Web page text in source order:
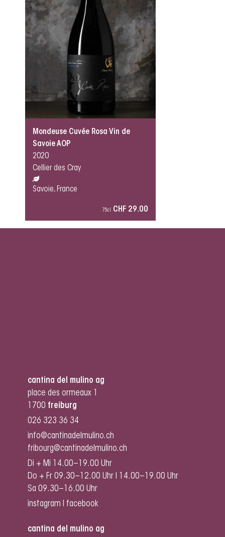
Mondeuse Cuvée Rosa Vin de
Savoie AOP
2020
Cellier des Cray
Savoie, France
75cl CHF 29.00
cantina del mulino ag
place des ormeaux 1
1700 freiburg
026 323 36 34
info@cantinadelmulino.ch
fribourg@cantinadelmulino.ch
Di + Mi 14.00–19.00 Uhr
Do + Fr 09.30–12.00 Uhr I 14.00–19.00 Uhr
Sa 09.30–16.00 Uhr
instagram
facebook
cantina del mulino ag